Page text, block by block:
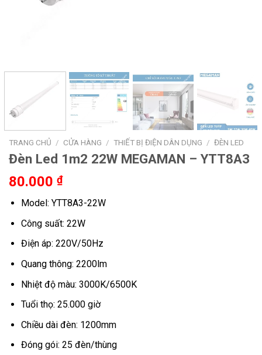
TRANG CHỦ / CỬA HÀNG / THIẾT BỊ ĐIỆN DÂN DỤNG / ĐÈN LED
Đèn Led 1m2 22W MEGAMAN – YTT8A3
80.000 ₫
Model: YTT8A3-22W
Công suất: 22W
Điện áp: 220V/50Hz
Quang thông: 2200lm
Nhiệt độ màu: 3000K/6500K
Tuổi thọ: 25.000 giờ
Chiều dài đèn: 1200mm
Đóng gói: 25 đèn/thùng